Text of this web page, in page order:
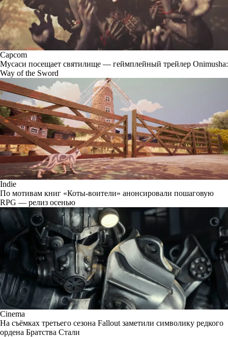
Capcom
Мусаси посещает святилище — геймплейный трейлер Onimusha:
Way of the Sword
Indie
По мотивам книг «Коты-воители» анонсировали пошаговую
RPG — релиз осенью
Cinema
На съёмках третьего сезона Fallout заметили символику редкого
ордена Братства Стали